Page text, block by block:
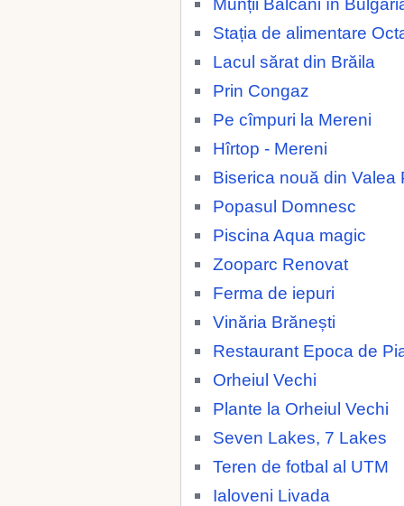
Stația de alimentare
Lacul sărat din Brăila
Prin Congaz
Pe cîmpuri la Mereni
Hîrtop - Mereni
Biserica nouă din Valea
Popasul Domnesc
Piscina Aqua magic
Zooparc Renovat
Ferma de iepuri
Vinăria Brănești
Restaurant Epoca de
Orheiul Vechi
Plante la Orheiul Vechi
Seven Lakes, 7 Lakes
Teren de fotbal al UTM
Ialoveni Livada